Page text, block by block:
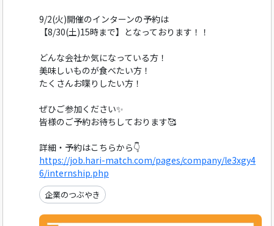
9/2(火)開催のインターンの予約は
【8/30(土)15時まで】となっております！！
どんな会社か気になっている方！
美味しいものが食べたい方！
たくさんお喋りしたい方！
ぜひご参加ください✨
皆様のご予約お待ちしております🥰
詳細・予約はこちらから👇
https://job.hari-match.com/pages/company/le3xgy4
6/internship.php
企業のつぶやき